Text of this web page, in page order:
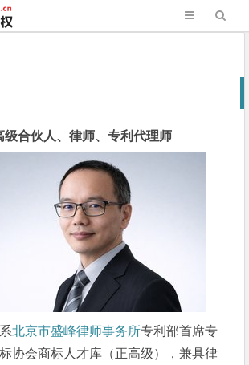
级合伙人、律师、专利代理师
北京市盛峰律师事务所专利部首席专
协会商标人才库（正高级），兼具律